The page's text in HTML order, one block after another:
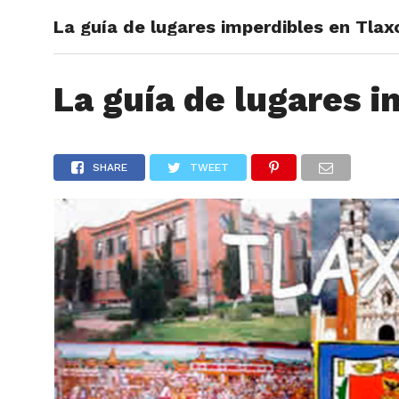
La guía de lugares imperdibles en
La guía de lugares
SHARE TWEET